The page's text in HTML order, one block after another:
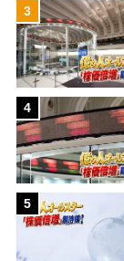
3
4
5